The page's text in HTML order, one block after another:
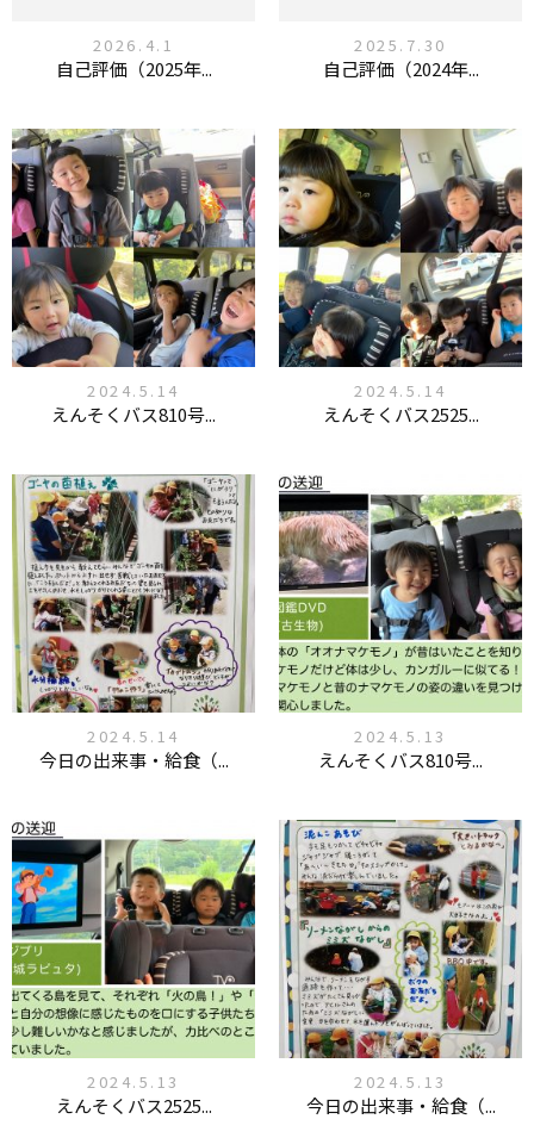
2026.4.1
自己評価（2025年...
2025.7.30
自己評価（2024年...
2024.5.14
えんそくバス810号...
2024.5.14
えんそくバス2525...
2024.5.14
今日の出来事・給食（...
2024.5.13
えんそくバス810号...
2024.5.13
えんそくバス2525...
2024.5.13
今日の出来事・給食（...